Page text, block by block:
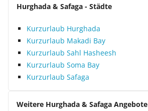
Hurghada & Safaga - Städte
Kurzurlaub Hurghada
Kurzurlaub Makadi Bay
Kurzurlaub Sahl Hasheesh
Kurzurlaub Soma Bay
Kurzurlaub Safaga
Weitere Hurghada & Safaga Angebote